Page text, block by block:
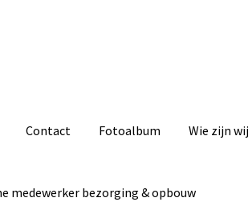
Contact Fotoalbum Wie zijn wij
medewerker bezorging & opbouw